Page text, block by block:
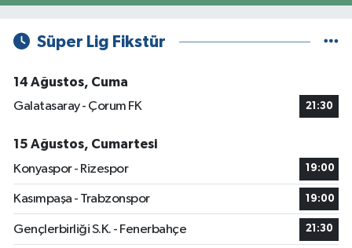
Süper Lig Fikstür
14 Ağustos, Cuma
Galatasaray - Çorum FK
21:30
15 Ağustos, Cumartesi
Konyaspor - Rizespor
19:00
Kasımpaşa - Trabzonspor 19:00
Gençlerbirliği S.K. - Fenerbahçe 21:30